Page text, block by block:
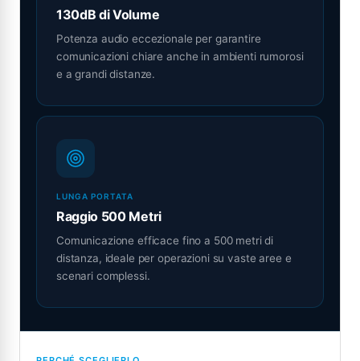
130dB di Volume
Potenza audio eccezionale per garantire
comunicazioni chiare anche in ambienti rumorosi
e a grandi distanze.
LUNGA PORTATA
Raggio 500 Metri
Comunicazione efficace fino a 500 metri di
distanza, ideale per operazioni su vaste aree e
scenari complessi.